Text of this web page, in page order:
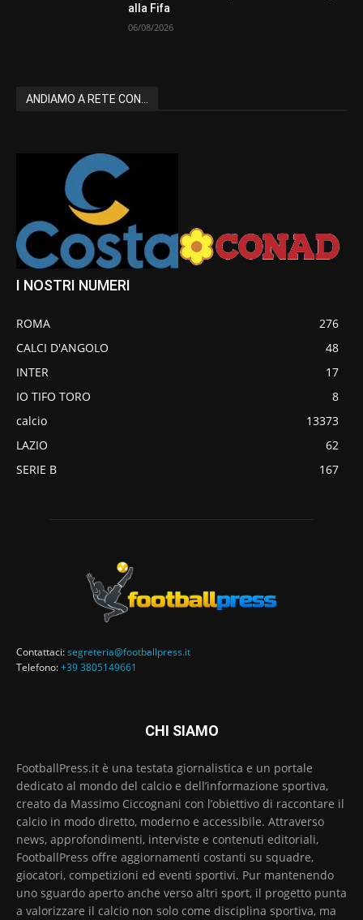
alla Fifa
06/08/2026
ANDIAMO A RETE CON...
I NOSTRI NUMERI
ROMA
276
CALCI D'ANGOLO
48
INTER
17
IO TIFO TORO
8
calcio
13373
LAZIO
62
SERIE B
167
Contattaci:segreteria@footballpress.it
Telefono:+39 3805149661
CHI SIAMO
FootballPress.it è una testata giornalistica e un portale
dedicato al mondo del calcio e dell’informazione sportiva,
creato da Massimo Ciccognani con l’obiettivo di raccontare il
calcio in modo diretto, moderno e accessibile. Attraverso
news, approfondimenti, interviste e contenuti editoriali,
FootballPress offre aggiornamenti costanti su squadre,
giocatori, competizioni ed eventi sportivi. Pur mantenendo
uno sguardo aperto anche verso altri sport, il progetto punta
a valorizzare il calcio non solo come disciplina sportiva, ma